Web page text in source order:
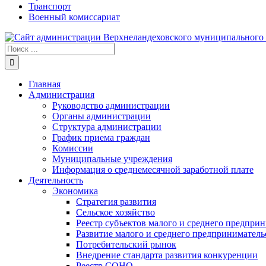
Транспорт
Военный комиссариат
Результат
поиска:
Главная
Администрация
Руководство администрации
Органы администрации
Структура администрации
График приема граждан
Комиссии
Муниципальные учреждения
Информация о среднемесячной заработной плате
Деятельность
Экономика
Стратегия развития
Сельское хозяйство
Реестр субъектов малого и среднего
Развитие малого и среднего
Потребительский рынок
Внедрение стандарта развития конкуренции